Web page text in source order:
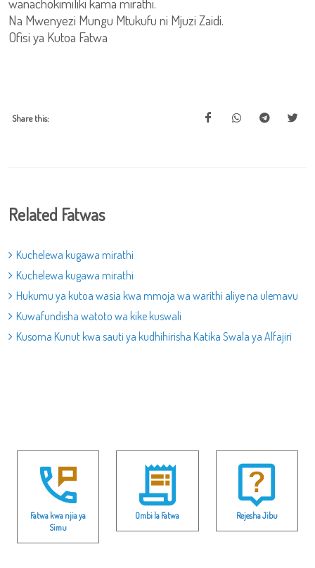
Na Mwenyezi Mungu Mtukufu ni Mjuzi Zaidi.
Ofisi ya Kutoa Fatwa
Share this:
Related Fatwas
Kuchelewa kugawa mirathi
Kuchelewa kugawa mirathi
Hukumu ya kutoa wasia kwa mmoja wa warithi aliye na ulemavu
Kuwafundisha watoto wa kike kuswali
Kusoma Kunut kwa sauti ya kudhihirisha Katika Swala ya Alfajiri
Fatwa kwa njia ya
Simu
Ombi la Fatwa Rejesha Jibu